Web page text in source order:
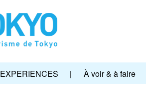
EXPERIENCES | À voir & à faire